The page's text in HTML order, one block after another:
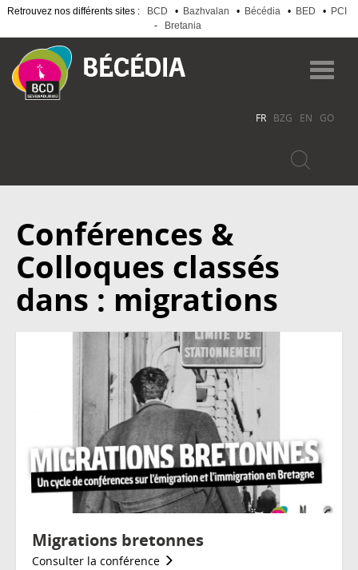
Retrouvez nos différents sites : BCD • Bazhvalan • Bécédia • BED •
PCI
-
Bretania
au
contenu
principal
FR BZG EN GO
Conférences &
Colloques classés
dans : migrations
Migrations bretonnes
Consulter la conférence